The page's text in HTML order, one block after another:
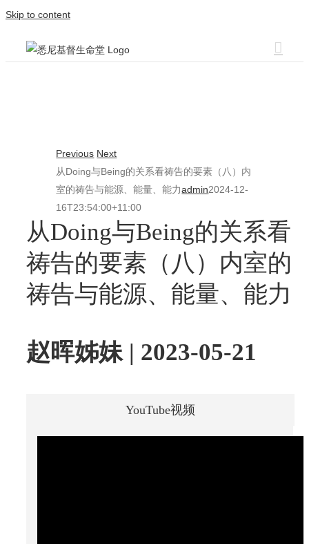
Skip to content
Previous Next
从Doing与Being的关系看祷告的要素（八）内
室的祷告与能源、能量、能力admin2024-12-
16T23:54:00+11:00
从Doing与Being的关系看
祷告的要素（八）内室的
祷告与能源、能量、能力
赵晖姊妹 | 2023-05-21
YouTube视频